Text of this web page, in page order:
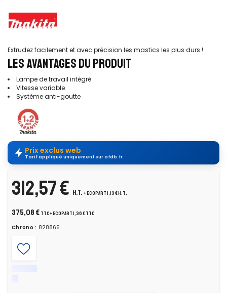
Extrudez facilement et avec précision les mastics les plus durs !
LES AVANTAGES DU PRODUIT
Lampe de travail intégré
Vitesse variable
Système anti-goutte
Prix exclus web
Tarif appliqué uniquement sur afdb.fr
312,57 € H.T. + ecopart 1,13 € H.T.
375,08 € TTC+ ecopart 1,36 € TTC
Chrono : 828866